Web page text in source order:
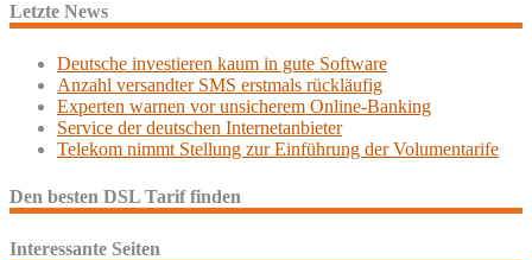
Letzte News
Deutsche investieren kaum in gute Software
Anzahl versandter SMS erstmals rückläufig
Experten warnen vor unsicherem Online-Banking
Service der deutschen Internetanbieter
Telekom nimmt Stellung zur Einführung der Volumentarife
Den besten DSL Tarif finden
Interessante Seiten